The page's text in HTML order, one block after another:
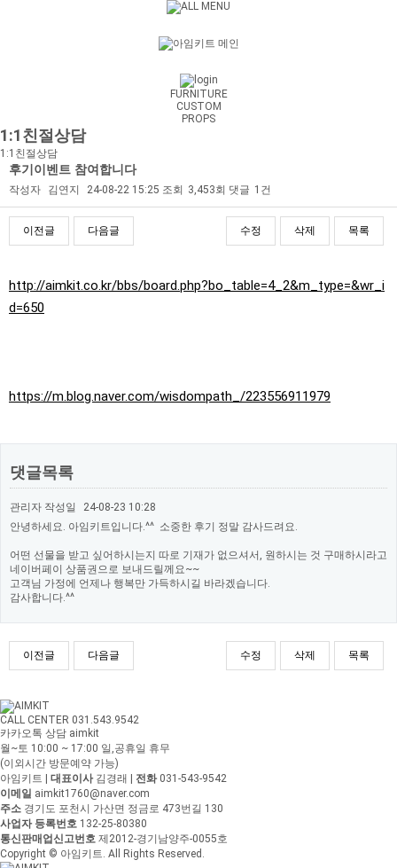
FURNITURE
CUSTOM
PROPS
1:1친절상담
1:1친절상담
후기이벤트 참여합니다
작성자 김연지 24-08-22 15:25 조회 3,453회 댓글 1건
이전글 다음글 수정 삭제 목록
본문
http://aimkit.co.kr/bbs/board.php?bo_table=4_2&m_type=&wr_i
d=650
https://m.blog.naver.com/wisdompath_/223556911979
댓글목록
관리자 작성일
24-08-23 10:28
안녕하세요. 아임키트입니다.^^ 소중한 후기 정말 감사드려요.
어떤 선물을 받고 싶어하시는지 따로 기재가 없으셔서, 원하시는 것 구매하시라고
네이버페이 상품권으로 보내드릴께요~~
고객님 가정에 언제나 행복만 가득하시길 바라겠습니다.
감사합니다.^^
이전글 다음글 수정 삭제 목록
CALL CENTER 031.543.9542
카카오톡 상담 aimkit
월~토 10:00 ~ 17:00 일,공휴일 휴무
(이외시간 방문예약 가능)
아임키트
대표이사김경래 전화031-543-9542
이메일 aimkit1760@naver.com
주소 경기도 포천시 가산면 정금로 473번길 130
사업자 등록번호 132-25-80380
통신판매업신고번호 제2012-경기남양주-0055호
Copyright © 아임키트. All Rights Reserved.